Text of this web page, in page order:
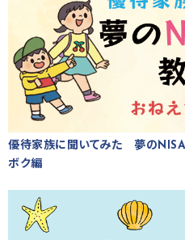
優待家族に聞いてみた 夢のNISA
ボク編